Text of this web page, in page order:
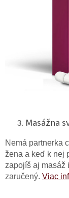
Masážna
Nemá partnerka
žena a keď k nej
zapojíš aj masáž
zaručený. Viac